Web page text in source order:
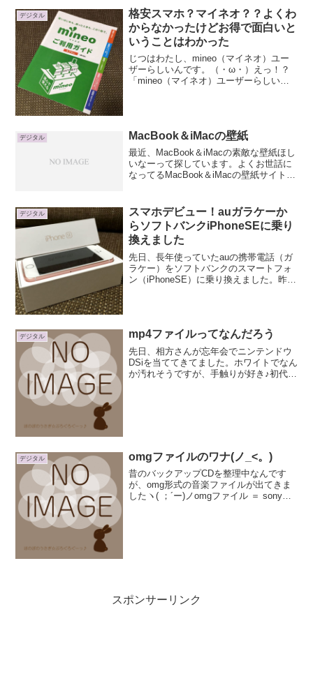
デジタル
格安スマホ？マイネオ？？よくわ
からなかったけどお得で面白いと
いうことはわかった
じつはわたし、mineo（マイネオ）ユー
ザーらしいんです。（・ω・）えっ！？
「mineo（マイネオ）ユーザーらしい」
デジタル MacBook＆iMacの壁紙
最近、MacBook＆iMacの素敵な壁紙ほし
いなーって探しています。よくお世話に
なってるMacBook＆iMacの壁紙サイト。
*)！！！・・・って思うもの...
デジタル
スマホデビュー！auガラケーか
らソフトバンクiPhoneSEに乗り
換えました
先日、長年使っていたauの携帯電話（ガ
ラケー）をソフトバンクのスマートフォ
ン（iPhoneSE）に乗り換えました。昨年
デジタル mp4ファイルってなんだろう
先日、相方さんが忘年会でニンテンドウ
DSiを当ててきてました。ホワイトでなん
か汚れそうですが、手触りが好き♪初代
デジタル omgファイルのワナ(ノ_<。)
昔のバックアップCDを整理中なんです
が、omg形式の音楽ファイルが出てきま
したヽ( ；´ー)ノomgファイル ＝ sony独
スポンサーリンク